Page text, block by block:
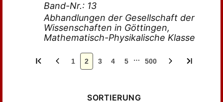
Band-Nr.: 13
Abhandlungen der Gesellschaft der
Wissenschaften in Göttingen,
Mathematisch-Physikalische Klasse
1 2 3 4 5 … 500
SORTIERUNG